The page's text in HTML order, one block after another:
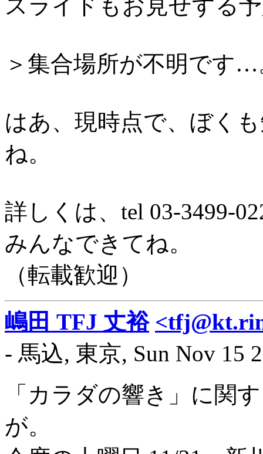
スライドもお見せする
＞集合場所が不明です…
はあ、現時点で、ぼく
ね。
詳しくは、tel 03-3499-
みんなできてね。
（転載歓迎）
嶋田 TFJ 丈裕
- 馬込, 東京, Sun Nov 15
「カラダの響き」に関
が。